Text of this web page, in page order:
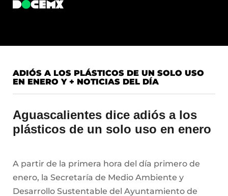
ADIÓS A LOS PLÁSTICOS DE UN SOLO USO
EN ENERO Y + NOTICIAS DEL DÍA
Aguascalientes dice adiós a los
plásticos de un solo uso en enero
A partir de la primera hora del día primero de
enero, la Secretaría de Medio Ambiente y
Desarrollo Sustentable del Ayuntamiento de